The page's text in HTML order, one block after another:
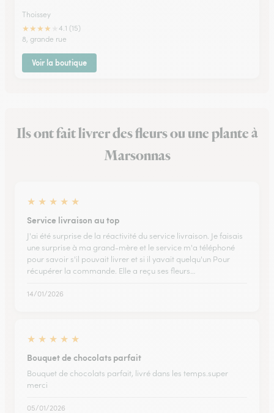
Thoissey
★★★★
4.1 (15)
8, grande rue
Voir la boutique
Ils ont fait livrer des fleurs ou une plante à
Marsonnas
★ ★ ★ ★ ★
Service livraison au top
J'ai été surprise de la réactivité du service livraison. Je faisais
une surprise à ma grand-mère et le service m'a téléphoné
pour savoir s'il pouvait livrer et si il yavait quelqu'un Pour
récupérer la commande. Elle a reçu ses fleurs…
14/01/2026
★ ★ ★ ★ ★
Bouquet de chocolats parfait
Bouquet de chocolats parfait, livré dans les temps.super
merci
05/01/2026